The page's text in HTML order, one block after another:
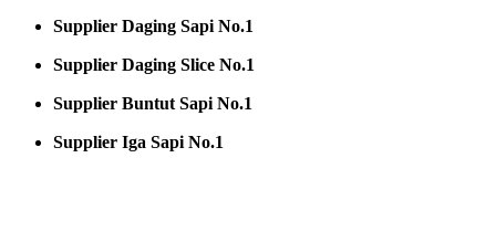
Supplier Daging Sapi No.1
Supplier Daging Slice No.1
Supplier Buntut Sapi No.1
Supplier Iga Sapi No.1